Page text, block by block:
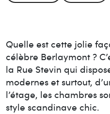
Quelle est cette jolie
célèbre Berlaymont ?
la Rue Stevin qui
modernes et surtout,
l’étage, les chambres
style scandinave chic.